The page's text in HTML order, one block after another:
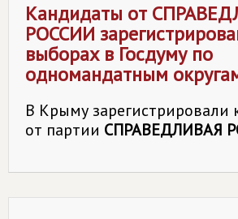
Кандидаты от
РОССИИ
выборах в Госдуму по
одномандатным
В Крыму зарегистрировали
от партии СПРАВЕДЛИВАЯ